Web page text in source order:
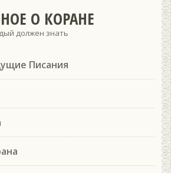
О КОРАНЕ
должен знать
Писания